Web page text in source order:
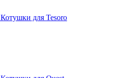
Котушки для Tesoro